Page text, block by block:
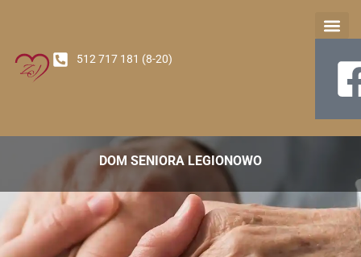
512 717 181 (8-20)
DOM SENIORA LEGIONOWO